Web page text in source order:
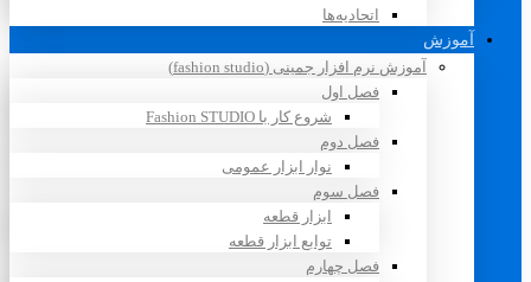
اتحادیه‌ها
آموزش
آموزش نرم افزار جمینی (fashion studio)
فصل اول
شروع کار با Fashion STUDIO
فصل دوم
نوار ابزار عمومی
فصل سوم
ابزار قطعه
توابع ابزار قطعه
فصل چهارم